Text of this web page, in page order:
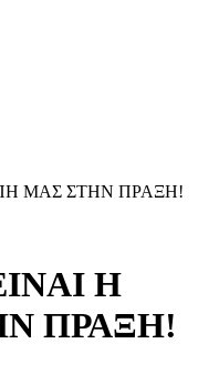
ΜΑΣ ΣΤΗΝ ΠΡΑΞΗ!
Η
ΠΡΑΞΗ!